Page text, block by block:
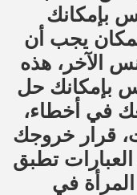
بإمكانك
يجب أن
الآخر، هذه
بإمكانك حل
في أخطاء،
قرار خروجك
تطبق
في